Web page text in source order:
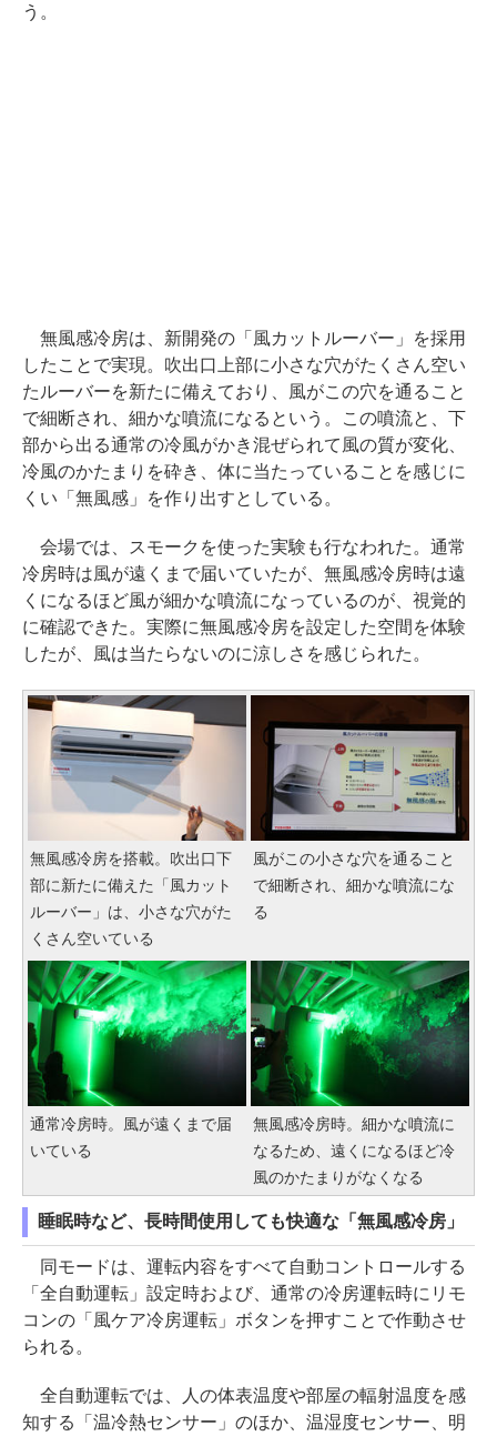
う。
無風感冷房は、新開発の「風カットルーバー」を採用
したことで実現。吹出口上部に小さな穴がたくさん空い
たルーバーを新たに備えており、風がこの穴を通ること
で細断され、細かな噴流になるという。この噴流と、下
部から出る通常の冷風がかき混ぜられて風の質が変化、
冷風のかたまりを砕き、体に当たっていることを感じに
くい「無風感」を作り出すとしている。
会場では、スモークを使った実験も行なわれた。通常
冷房時は風が遠くまで届いていたが、無風感冷房時は遠
くになるほど風が細かな噴流になっているのが、視覚的
に確認できた。実際に無風感冷房を設定した空間を体験
したが、風は当たらないのに涼しさを感じられた。
無風感冷房を搭載。吹出口下
部に新たに備えた「風カット
ルーバー」は、小さな穴がた
くさん空いている
風がこの小さな穴を通ること
で細断され、細かな噴流にな
る
通常冷房時。風が遠くまで届
いている
無風感冷房時。細かな噴流に
なるため、遠くになるほど冷
風のかたまりがなくなる
睡眠時など、長時間使用しても快適な「無風感冷房」
同モードは、運転内容をすべて自動コントロールする
「全自動運転」設定時および、通常の冷房運転時にリモ
コンの「風ケア冷房運転」ボタンを押すことで作動させ
られる。
全自動運転では、人の体表温度や部屋の輻射温度を感
知する「温冷熱センサー」のほか、温湿度センサー、明